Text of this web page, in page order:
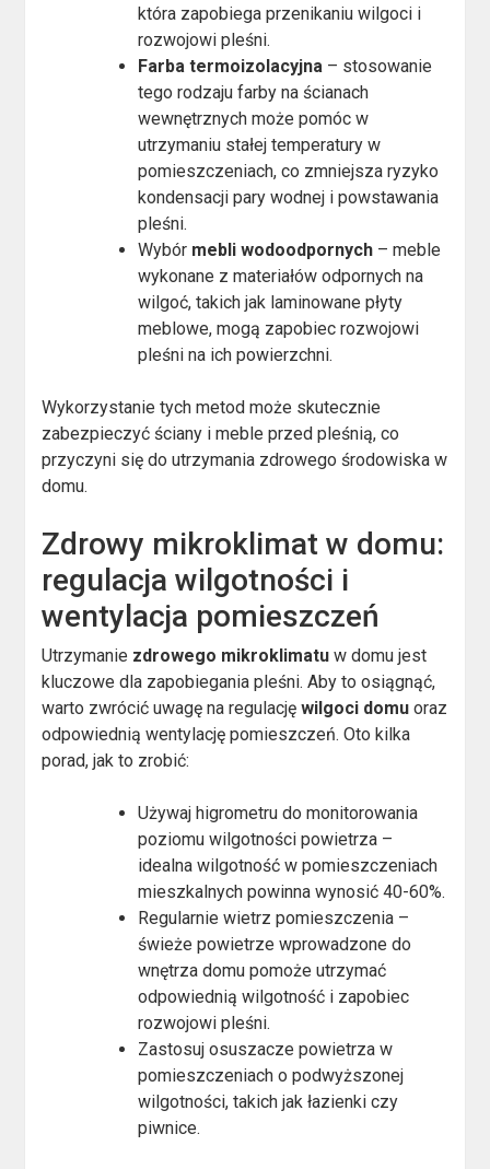
która zapobiega przenikaniu wilgoci i
rozwojowi pleśni.
Farba termoizolacyjna – stosowanie
tego rodzaju farby na ścianach
wewnętrznych może pomóc w
utrzymaniu stałej temperatury w
pomieszczeniach, co zmniejsza ryzyko
kondensacji pary wodnej i powstawania
pleśni.
Wybór mebli wodoodpornych – meble
wykonane z materiałów odpornych na
wilgoć, takich jak laminowane płyty
meblowe, mogą zapobiec rozwojowi
pleśni na ich powierzchni.
Wykorzystanie tych metod może skutecznie
zabezpieczyć ściany i meble przed pleśnią, co
przyczyni się do utrzymania zdrowego środowiska w
domu.
Zdrowy mikroklimat w domu:
regulacja wilgotności i
wentylacja pomieszczeń
Utrzymanie zdrowego mikroklimatu w domu jest
kluczowe dla zapobiegania pleśni. Aby to osiągnąć,
warto zwrócić uwagę na regulacjęwilgoci domu oraz
odpowiednią wentylację pomieszczeń. Oto kilka
porad, jak to zrobić:
Używaj higrometru do monitorowania
poziomu wilgotności powietrza –
idealna wilgotność w pomieszczeniach
mieszkalnych powinna wynosić 40-60%.
Regularnie wietrz pomieszczenia –
świeże powietrze wprowadzone do
wnętrza domu pomoże utrzymać
odpowiednią wilgotność i zapobiec
rozwojowi pleśni.
Zastosuj osuszacze powietrza w
pomieszczeniach o podwyższonej
wilgotności, takich jak łazienki czy
piwnice.